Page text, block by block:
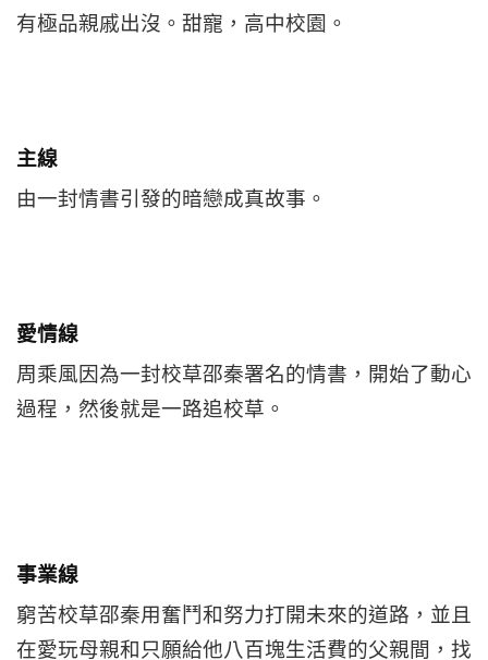
有極品親戚出沒。甜寵，高中校園。
主線
由一封情書引發的暗戀成真故事。
愛情線
周乘風因為一封校草邵秦署名的情書，開始了動心
過程，然後就是一路追校草。
事業線
窮苦校草邵秦用奮鬥和努力打開未來的道路，並且
在愛玩母親和只願給他八百塊生活費的父親間，找